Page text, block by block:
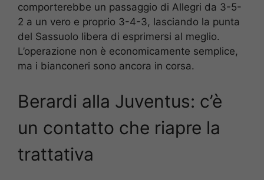
comporterebbe un passaggio di Allegri da 3-5-
2 a un vero e proprio 3-4-3, lasciando la punta
del Sassuolo libera di esprimersi al meglio.
L’operazione non è economicamente semplice,
ma i bianconeri sono ancora in corsa.
Berardi alla Juventus: c’è
un contatto che riapre la
trattativa